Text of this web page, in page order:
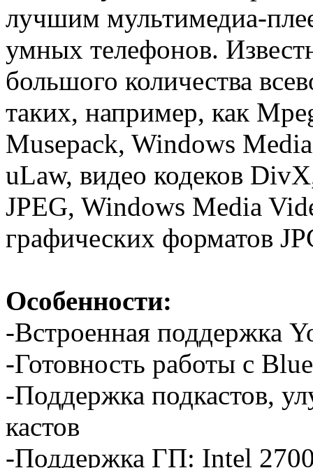
лучшим мультимедиа-
умных телефонов.
большого количества
таких, например, как
Musepack, Windows
uLaw, видео кодеков
JPEG, Windows Media
графических форматов
Особенности:
-Встроенная поддержка
-Готовность работы с
-Поддержка подкастов,
кастов
-Поддержка ГП: Intel